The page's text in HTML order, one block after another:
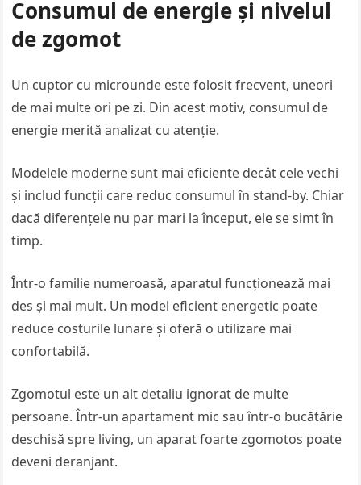
Consumul de energie și nivelul
de zgomot
Un cuptor cu microunde este folosit frecvent, uneori
de mai multe ori pe zi. Din acest motiv, consumul de
energie merită analizat cu atenție.
Modelele moderne sunt mai eficiente decât cele vechi
și includ funcții care reduc consumul în stand-by. Chiar
dacă diferențele nu par mari la început, ele se simt în
timp.
Într-o familie numeroasă, aparatul funcționează mai
des și mai mult. Un model eficient energetic poate
reduce costurile lunare și oferă o utilizare mai
confortabilă.
Zgomotul este un alt detaliu ignorat de multe
persoane. Într-un apartament mic sau într-o bucătărie
deschisă spre living, un aparat foarte zgomotos poate
deveni deranjant.